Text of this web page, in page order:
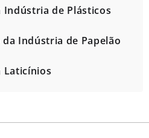
Indústria de Plásticos
Indústria de Papelão
Laticínios